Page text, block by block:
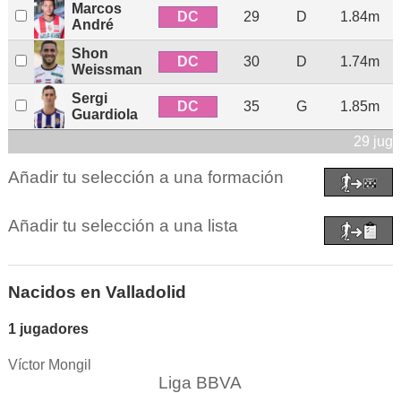
Marcos
André
DC 29 D 1.84m
Shon
Weissman
DC 30 D 1.74m
Sergi
Guardiola
DC 35 G 1.85m
29
Añadir tu selección a una formación
Añadir tu selección a una lista
Nacidos en Valladolid
1 jugadores
Víctor Mongil
Liga BBVA